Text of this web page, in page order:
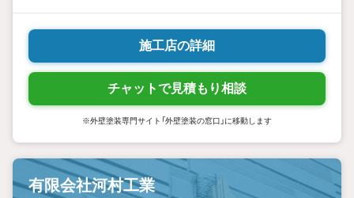
施工店の詳細
チャットで見積もり相談
※外壁塗装専門サイト「外壁塗装の窓口」に移動します
有限会社河村工業